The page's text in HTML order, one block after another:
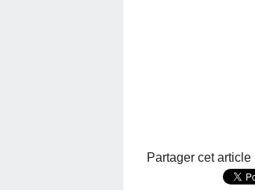
Partager cet article